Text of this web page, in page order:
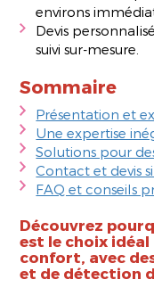
environs
Devis
suivi sur-mesure.
Sommaire
Présentation et
Une expertise
Solutions pour
Contact et devis
FAQ et conseils
Découvrez
est le choix
confort, avec
et de détection